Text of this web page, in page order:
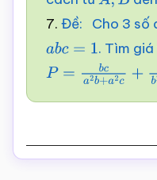
A,B
7. Đề: Cho 3 số
abc =1
. Tìm
P=bc a2b+a2 c+ a